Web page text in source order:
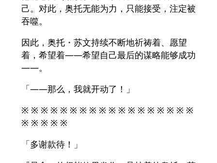
己。对此，奥托无能为力，只能接受，注定被
吞噬。
因此，奥托・苏文持续不断地祈祷着、愿望
着，希望着——希望自己最后的谋略能够成功
——。
「——那么，我就开动了！」
※ ※ ※ ※ ※ ※ ※ ※ ※ ※ ※ ※ ※ ※ ※ ※ ※ ※
※ ※ ※ ※ ※
「多谢款待！」